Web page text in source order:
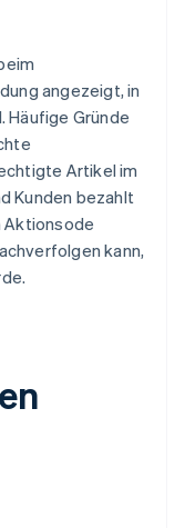
angezeigt, in
Häufige Gründe
Artikel im
Kunden bezahlt
Aktionsode
kann,